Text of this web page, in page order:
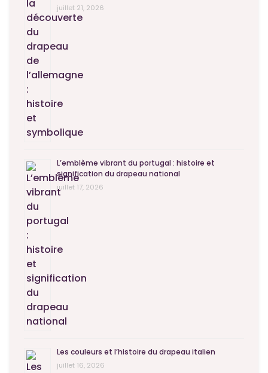
juillet 21, 2026
L’emblème vibrant du portugal : histoire et
signification du drapeau national
juillet 17, 2026
Les couleurs et l’histoire du drapeau italien
juillet 16, 2026